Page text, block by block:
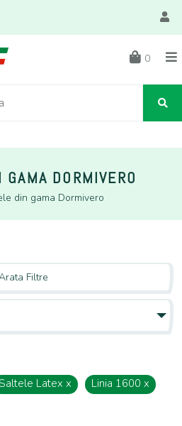
0
DORMIVERO
din gama Dormivero
Filtre
Saltele Latex x Linia 1600 x